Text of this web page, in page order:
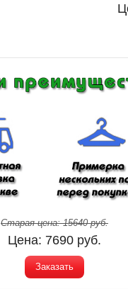
Старая цена:15640руб.
Цена: 7690 руб.
Заказать